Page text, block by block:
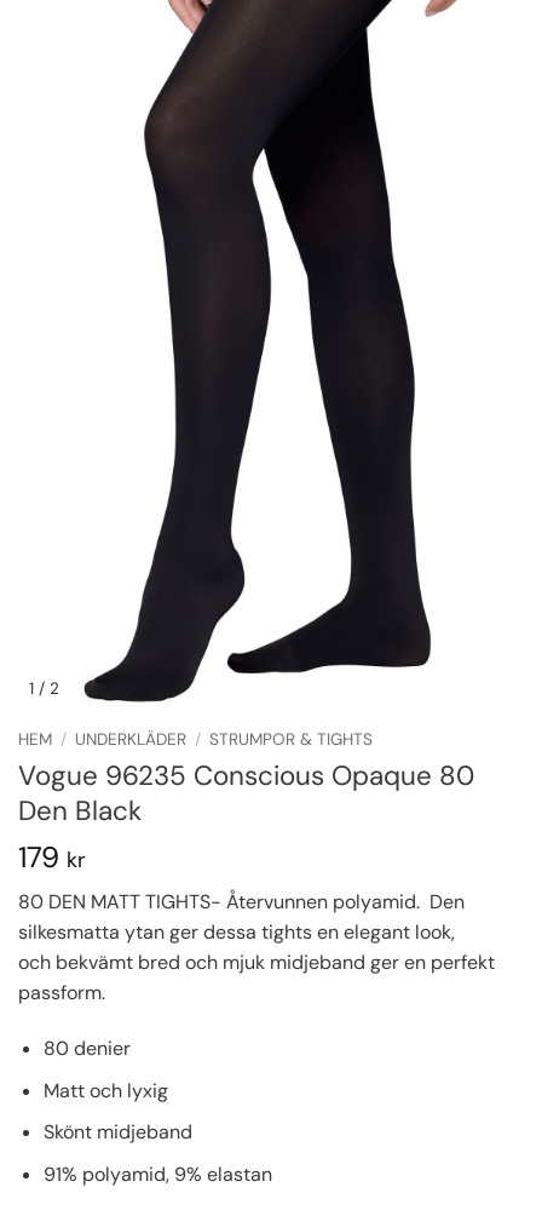
1 / 2
HEM / UNDERKLÄDER / STRUMPOR & TIGHTS
Vogue 96235 Conscious Opaque 80
Den Black
179 kr
80 DEN MATT TIGHTS- Återvunnen polyamid. Den
silkesmatta ytan ger dessa tights en elegant look,
och bekvämt bred och mjuk midjeband ger en perfekt
passform.
80 denier
Matt och lyxig
Skönt midjeband
91% polyamid, 9% elastan